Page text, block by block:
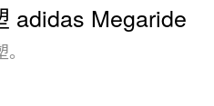
adidas Megaride